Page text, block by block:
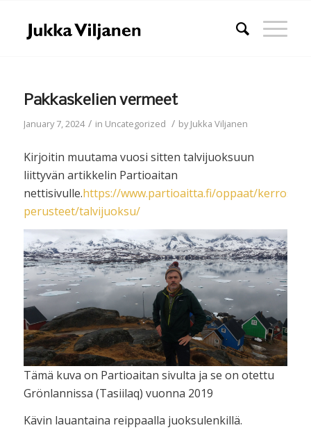
Pakkaskelien vermeet
January 7, 2024 / in Uncategorized / byJukka Viljanen
Kirjoitin muutama vuosi sitten talvijuoksuun
liittyvän artikkelin Partioaitan
nettisivulle.https://www.partioaitta.fi/oppaat/
perusteet/talvijuoksu/
Tämä kuva on Partioaitan sivulta ja se on otettu
Grönlannissa (Tasiilaq) vuonna 2019
Kävin lauantaina reippaalla juoksulenkillä.